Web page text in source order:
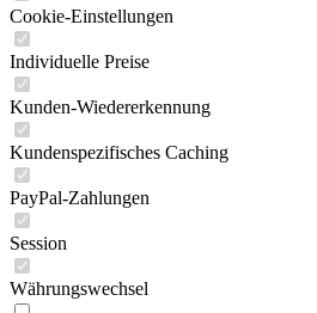
Cookie-Einstellungen
Individuelle Preise
Kunden-Wiedererkennung
Kundenspezifisches Caching
PayPal-Zahlungen
Session
Währungswechsel